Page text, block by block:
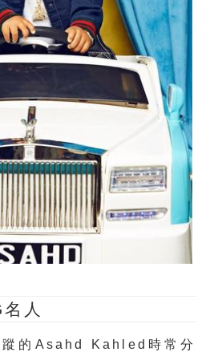
人
的Asahd Kahled時常分